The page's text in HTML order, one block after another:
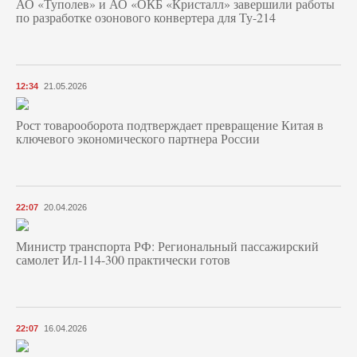
АО «Туполев» и АО «ОКБ «Кристалл» завершили работы
по разработке озонового конвертера для Ту-214
12:34 21.05.2026
Рост товарооборота подтверждает превращение Китая в
ключевого экономического партнера России
22:07 20.04.2026
Министр транспорта РФ: Региональный пассажирский
самолет Ил-114-300 практически готов
22:07 16.04.2026